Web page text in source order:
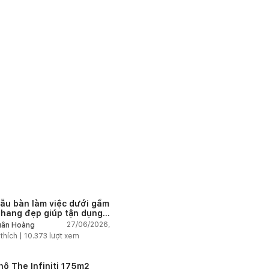
hãy xem thêm tại chuyên
nắng và kiến trúc riêng
bàn làm việc dưới gầm
đẹp giúp tận dụng
tưởng chừng bị bỏ
Hoàng
27/06/2026,
| 10.373 lượt xem
The Infiniti 175m2